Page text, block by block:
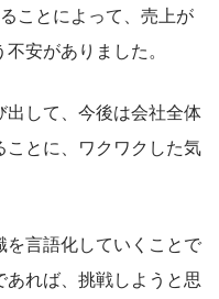
ことによって、売上が
安がありました。
して、今後は会社全体
とに、ワクワクした気
言語化していくことで
れば、挑戦しようと思